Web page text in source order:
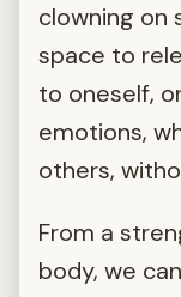
clowning on
space to
to oneself,
emotions,
others,
From a
body, we